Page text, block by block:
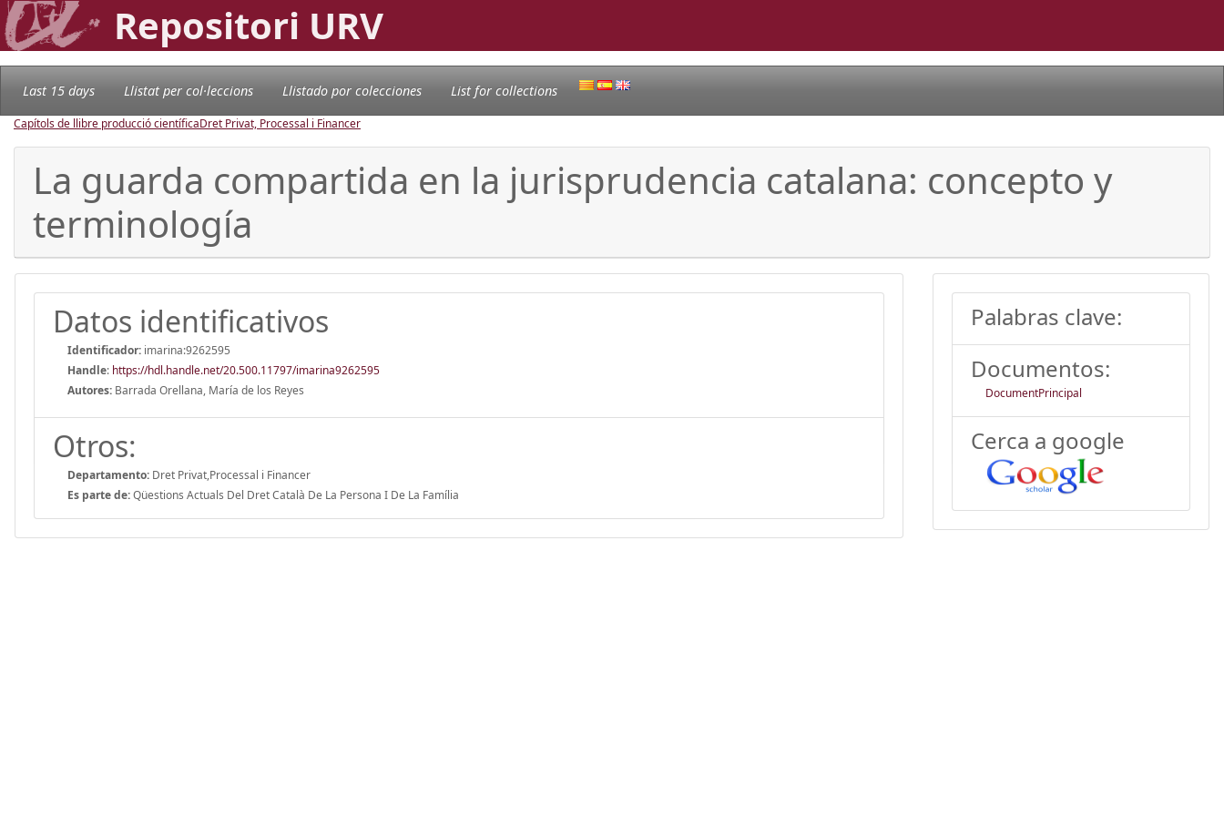
Repositori URV
Last 15 days Llistat per col·leccions Llistado por colecciones List for collections
Capítols de llibre producció científicaDret Privat, Processal i Financer
La guarda compartida en la jurisprudencia catalana: concepto y
terminología
Datos identificativos
Identificador: imarina:9262595
Handle: https://hdl.handle.net/20.500.11797/imarina9262595
Autores: Barrada Orellana, María de los Reyes
Otros:
Departamento: Dret Privat,Processal i Financer
Es parte de:Qüestions Actuals Del Dret Català De La Persona I De La Família
Palabras clave:
Documentos:
DocumentPrincipal
Cerca a google